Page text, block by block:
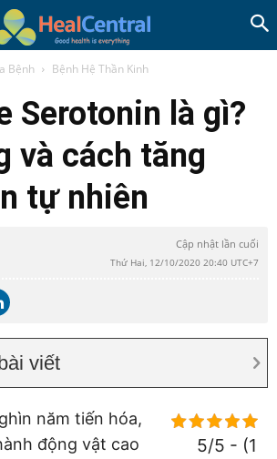
Bệnh Bệnh Hệ Thần Kinh
Serotonin là gì?
và cách tăng
tự nhiên
Cập nhật lần cuối
Thứ Hai, 12/10/2020 20:40 UTC+7
viết
5/5 - (1
năm tiến hóa,
động vật cao